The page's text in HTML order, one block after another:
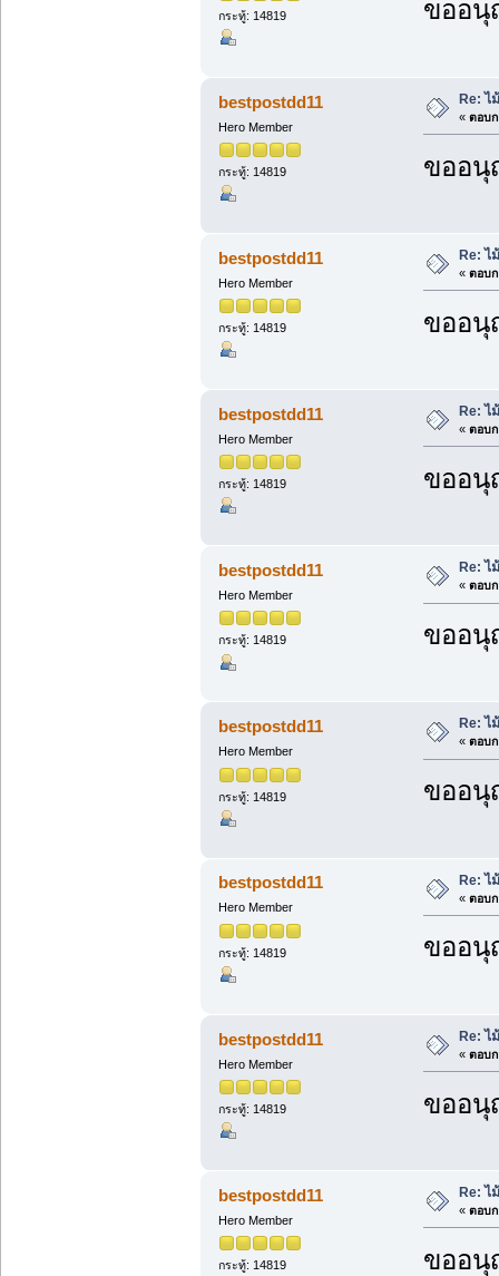
กระทู้: 14819 ขออนุ
bestpostdd11
Hero Member
กระทู้: 14819
Re: ไ
« ตอบก
ขออนุ
bestpostdd11
Hero Member
กระทู้: 14819
Re: ไ
« ตอบก
ขออนุ
bestpostdd11
Hero Member
กระทู้: 14819
Re:
« ตอบก
ขออนุ
bestpostdd11
Hero Member
กระทู้: 14819
Re:
« ตอบก
ขออนุ
bestpostdd11
Hero Member
กระทู้: 14819
Re:
« ตอบก
ขออนุ
bestpostdd11
Hero Member
กระทู้: 14819
Re: ไ
« ตอบก
ขออนุ
bestpostdd11
Hero Member
กระทู้: 14819
Re: ไ
« ตอบก
ขออนุ
bestpostdd11
Hero Member
กระทู้: 14819
Re: ไ
« ตอบก
ขออนุ